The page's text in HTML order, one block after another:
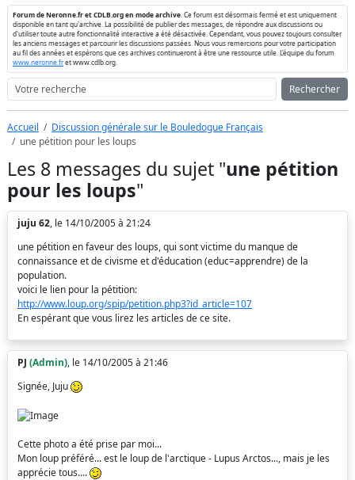
Forum de Neronne.fr et CDLB.org en mode archive . Ce forum est désormais fermé et est uniquement
disponible en tant qu'archive. La possibilité de publier des messages, de répondre aux discussions ou
d'utiliser toute autre fonctionnalité interactive a été désactivée. Cependant, vous pouvez toujours consulter
les anciens messages et parcourir les discussions passées. Nous vous remercions pour votre participation
au fil des années et espérons que ces archives continueront à être une ressource utile. L'équipe du forum
www.neronne.fret www.cdlb.org.
Rechercher
Accueil
Discussion générale sur le Bouledogue Français
une pétition pour les loups
Les 8 messages du sujet "une pétition
pour les loups"
juju 62, le 14/10/2005 à 21:24
une pétition en faveur des loups, qui sont victime du manque de
connaissance et de civisme et d'éducation (educ=apprendre) de la
population.
voici le lien pour la pétition:
http://www.loup.org/spip/petition.php3?id_article=107
En espérant que vous lirez les articles de ce site.
PJ (Admin), le 14/10/2005 à 21:46
Signée, Juju
Cette photo a été prise par moi...
Mon loup préféré... est le loup de l'arctique - Lupus Arctos..., mais je les
apprécie tous....